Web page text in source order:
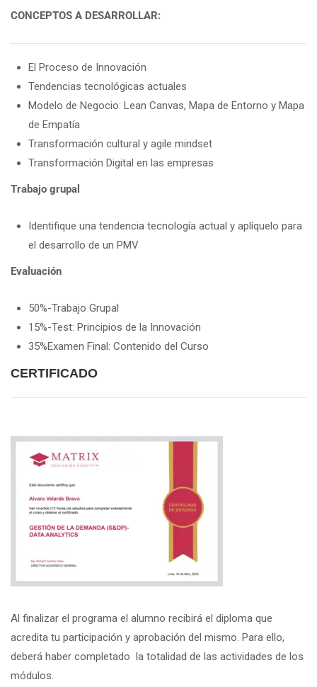
CONCEPTOS A DESARROLLAR:
El Proceso de Innovación
Tendencias tecnológicas actuales
Modelo de Negocio: Lean Canvas, Mapa de Entorno y Mapa
de Empatía
Transformación cultural y agile mindset
Transformación Digital en las empresas
Trabajo grupal
Identifique una tendencia tecnología actual y aplíquelo para
el desarrollo de un PMV
Evaluación
50%-Trabajo Grupal
15%-Test: Principios de la Innovación
35%Examen Final: Contenido del Curso
CERTIFICADO
Al finalizar el programa el alumno recibirá el diploma que
acredita tu participación y aprobación del mismo. Para ello,
deberá haber completado la totalidad de las actividades de los
módulos.